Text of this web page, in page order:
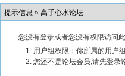
提示信息 » 高手心水论坛
您没有登录或者您没有权限访问
用户组权限：你所属的用户
您还不是论坛会员,请先登录